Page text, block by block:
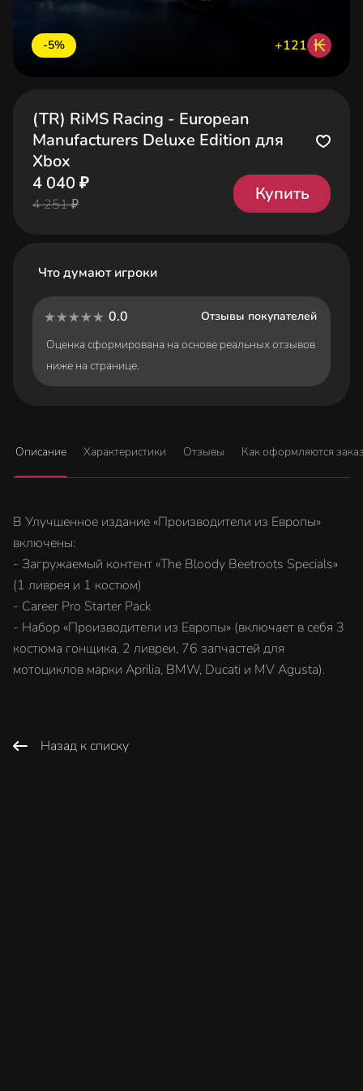
-5% +121 ₭
(TR) RiMS Racing - European
Manufacturers Deluxe Edition для
Xbox
4 040 ₽
4 251 ₽
Купить
Что думают игроки
0.0
Отзывы покупателей
Оценка сформирована на основе реальных отзывов
ниже на странице.
Описание Характеристики Отзывы Как оформляются
В Улучшенное издание «Производители из Европы»
включены:
- Загружаемый контент «The Bloody Beetroots Specials»
(1 ливрея и 1 костюм)
- Career Pro Starter Pack
- Набор «Производители из Европы» (включает в себя 3
костюма гонщика, 2 ливреи, 76 запчастей для
мотоциклов марки Aprilia, BMW, Ducati и MV Agusta).
Назад к списку